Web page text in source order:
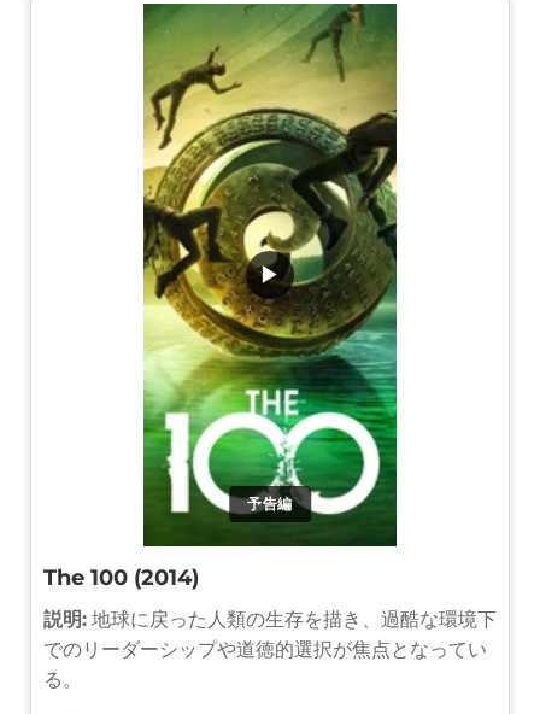
予告編
▶
The 100 (2014)
説明: 地球に戻った人類の生存を描き、過酷な環境下
でのリーダーシップや道徳的選択が焦点となってい
る。